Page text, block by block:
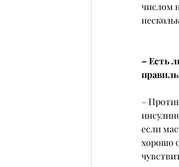
числом
– Есть
–
если
хорошо